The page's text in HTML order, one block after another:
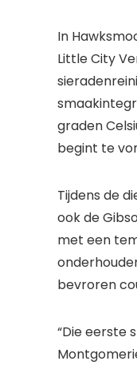
In
Little City
graden
begint te
Tijdens de
ook de
met een
bevroren
“Die eerste